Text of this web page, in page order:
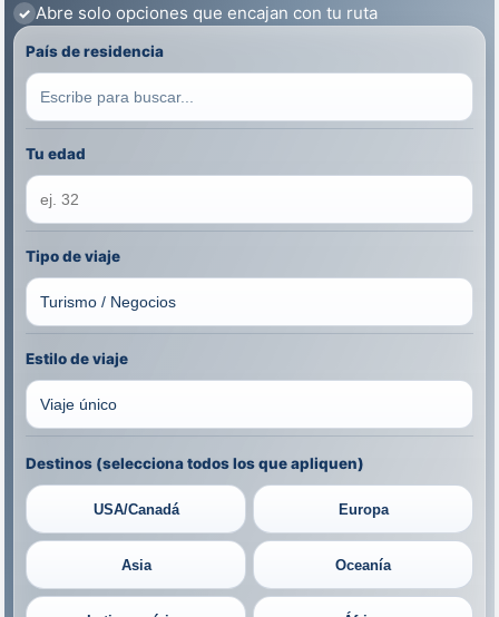
Abre solo opciones que encajan con tu ruta
País de residencia
Tu edad
Tipo de viaje
Estilo de viaje
Destinos (selecciona todos los que apliquen)
USA/Canadá Europa
Asia Oceanía